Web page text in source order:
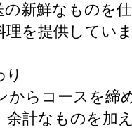
新鮮なものを
を提供していま
からコースを
計なものを加